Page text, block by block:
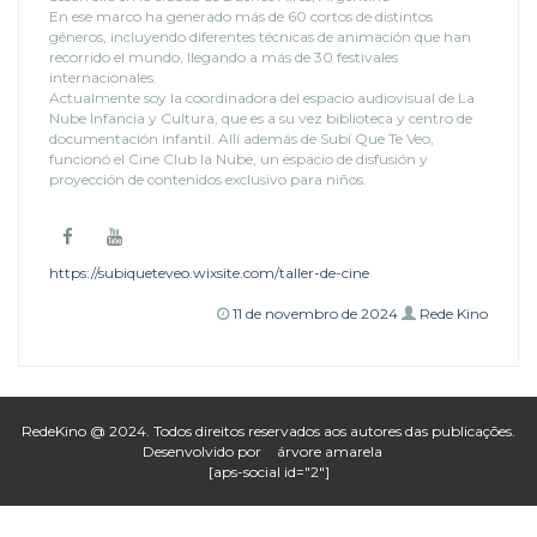
En ese marco ha generado más de 60 cortos de distintos
géneros, incluyendo diferentes técnicas de animación que han
recorrido el mundo, llegando a más de 30 festivales
internacionales.
Actualmente soy la coordinadora del espacio audiovisual de La
Nube Infancia y Cultura, que es a su vez biblioteca y centro de
documentación infantil. Allí además de Subí Que Te Veo,
funcionó el Cine Club la Nube, un espacio de disfusión y
proyección de contenidos exclusivo para niños.
https://subiqueteveo.wixsite.com/taller-de-cine
11 de novembro de 2024 Rede Kino
RedeKino @ 2024. Todos direitos reservados aos autores das publicações.
Desenvolvido por
árvore amarela
[aps-social id="2"]